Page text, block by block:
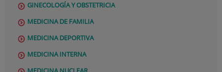
GINECOLOGÍA Y OBSTETRICIA
MEDICINA DE FAMILIA
MEDICINA DEPORTIVA
MEDICINA INTERNA